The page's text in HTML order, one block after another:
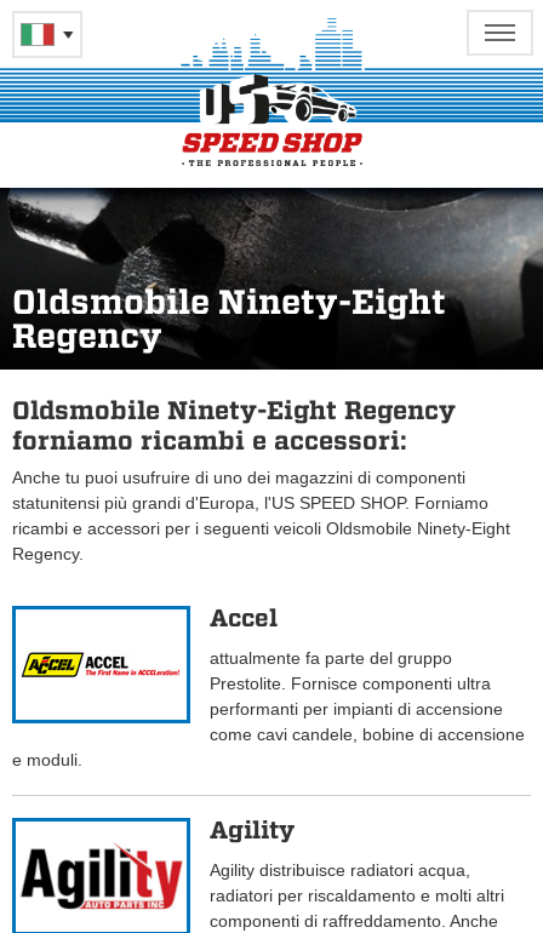
Oldsmobile Ninety-Eight
Regency
Oldsmobile Ninety-Eight Regency
forniamo ricambi e accessori:
Anche tu puoi usufruire di uno dei magazzini di componenti
statunitensi più grandi d'Europa, l'US SPEED SHOP. Forniamo
ricambi e accessori per i seguenti veicoli Oldsmobile Ninety-Eight
Regency.
Accel
attualmente fa parte del gruppo
Prestolite. Fornisce componenti ultra
performanti per impianti di accensione
come cavi candele, bobine di accensione
e moduli.
Agility
Agility distribuisce radiatori acqua,
radiatori per riscaldamento e molti altri
componenti di raffreddamento. Anche